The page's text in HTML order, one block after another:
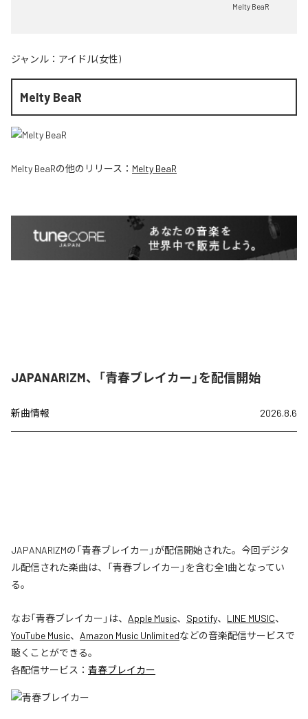
Melty BeaR
ジャンル： アイドル(女性)
Melty BeaR
Melty BeaRの他のリリース： Melty BeaR
JAPANARIZM、「青春ブレイカー」を配信開始
新曲情報 2026.8.6
JAPANARIZMの「青春ブレイカー」が配信開始された。今回デジタ
ル配信された楽曲は、「青春ブレイカー」を含む全1曲となってい
る。
なお「青春ブレイカー 」は、 Apple Music、 Spotify、 LINE MUSIC、
YouTube Music、 Amazon Music Unlimitedなどの音楽配信サービスで
聴くことができる。
各配信サービス： 青春ブレイカー